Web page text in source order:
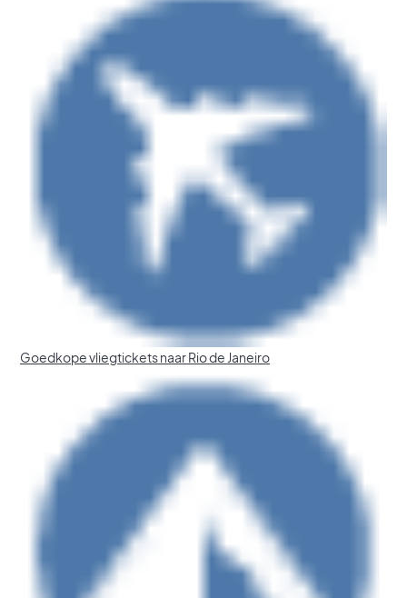
Goedkope vliegtickets naar Rio de Janeiro